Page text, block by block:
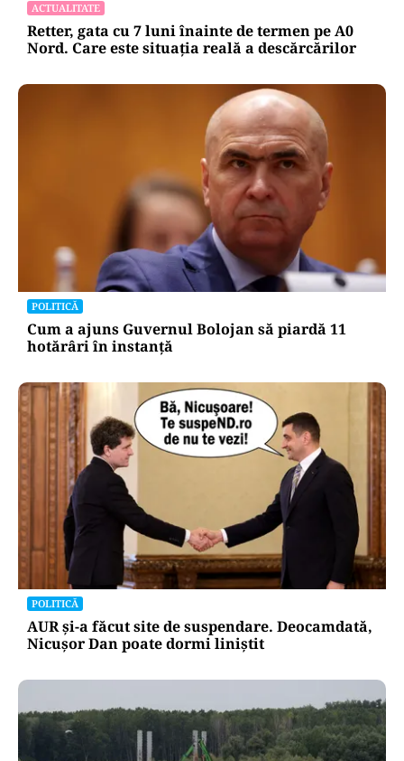
ACTUALITATE
Retter, gata cu 7 luni înainte de termen pe A0
Nord. Care este situația reală a descărcărilor
POLITICĂ
Cum a ajuns Guvernul Bolojan să piardă 11
hotărâri în instanță
POLITICĂ
AUR și-a făcut site de suspendare. Deocamdată,
Nicușor Dan poate dormi liniștit